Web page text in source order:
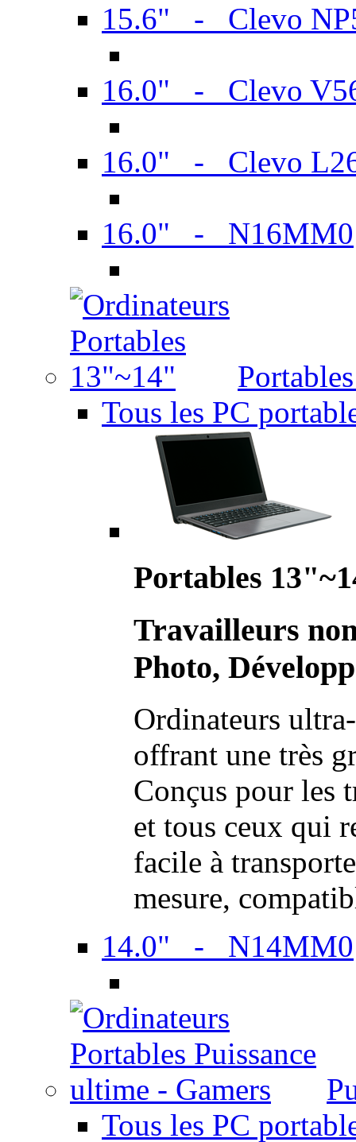
15.6" - Clevo
16.0" - Clevo
16.0" - Clevo
16.0" - N16MM0
Tous les PC
Portables
Travailleurs
Photo,
Ordinateurs
offrant une très
Conçus pour les
et tous ceux qui
facile à
mesure,
14.0" - N14MM0
Tous les PC